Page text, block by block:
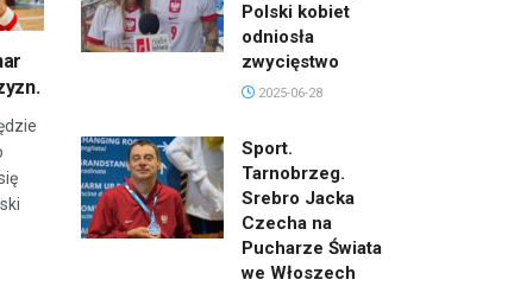
Polski kobiet
odniosła
zwycięstwo
2025-06-28
Sport.
Tarnobrzeg.
Srebro Jacka
Czecha na
Pucharze Świata
we Włoszech